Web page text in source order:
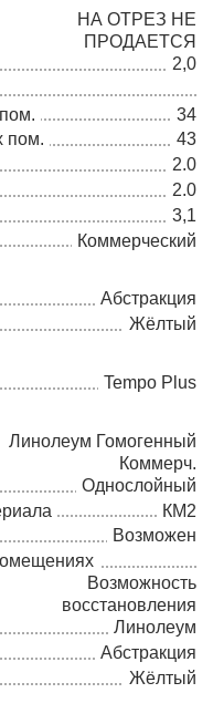
НА ОТРЕЗ НЕ
ПРОДАЕТСЯ
2,0
34
пом.
43
2.0
2.0
3,1
Коммерческий
Абстракция
Жёлтый
Tempo Plus
Линолеум Гомогенный
Коммерч.
Однослойный
КМ2
Возможен
Возможность
восстановления
Линолеум
Абстракция
Жёлтый